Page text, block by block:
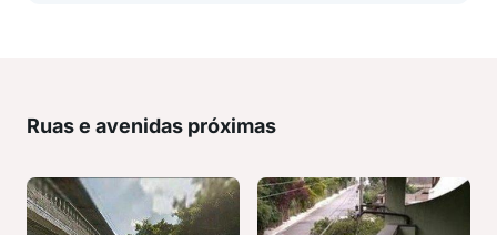
Ruas e avenidas próximas